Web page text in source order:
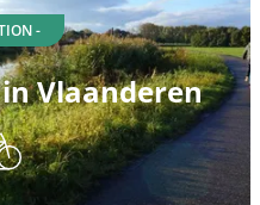
-
Vlaanderen